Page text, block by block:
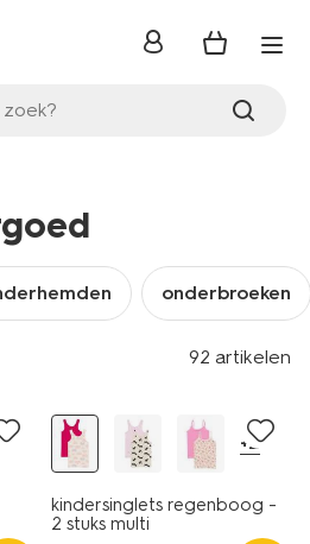
inloggen
onderbroeken
92 artikelen
+2
kindersinglets regenboog -
2 stuks multi